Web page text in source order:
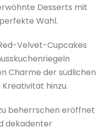
Desserts mit
Wahl.
Velvet-Cupcakes
Charme der südlichen
Kreativität hinzu.
beherrschen eröffnet
dekadenter